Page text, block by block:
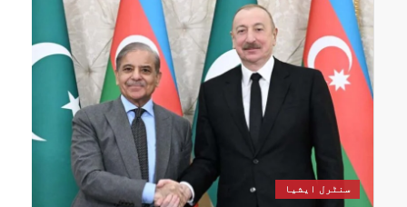
سنٹرل ایشیا